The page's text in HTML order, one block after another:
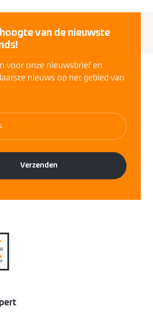
van de nieuwste
voor onze nieuwsbrief en
nieuws op het gebied van